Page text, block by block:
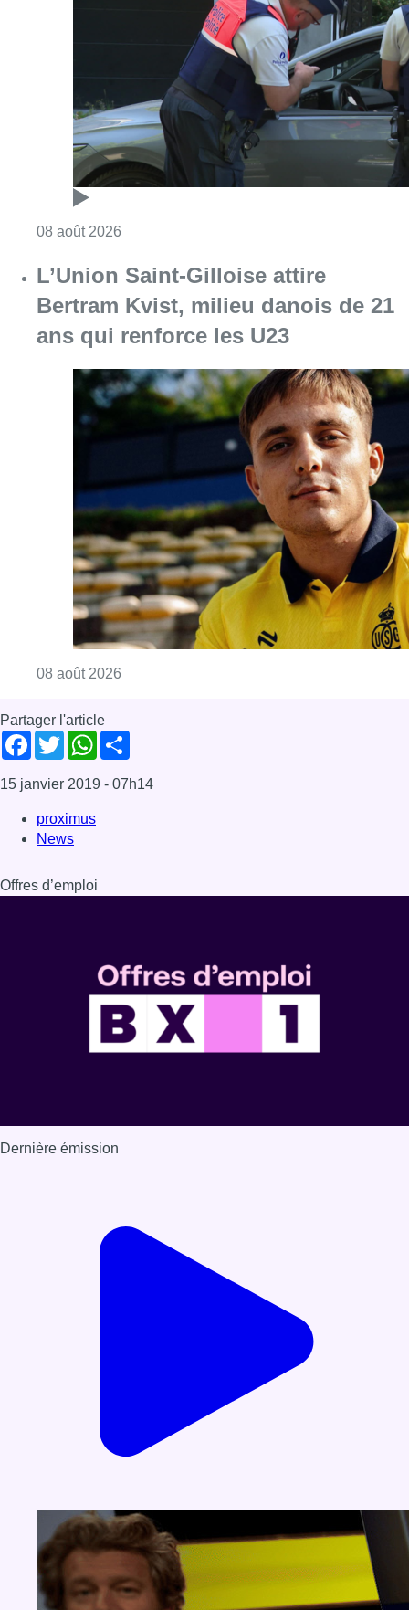
08 août 2026
L’Union Saint-Gilloise attire
Bertram Kvist, milieu danois de 21
ans qui renforce les U23
08 août 2026
Partager l'article
Facebook
TwitterWhatsApp
15 janvier 2019 - 07h14
proximus
News
Offres d’emploi
Dernière émission